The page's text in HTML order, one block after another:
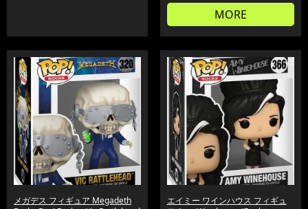
MORE
メガデス フィギュア Megadeth
エイミー ワインハウス フィギュ